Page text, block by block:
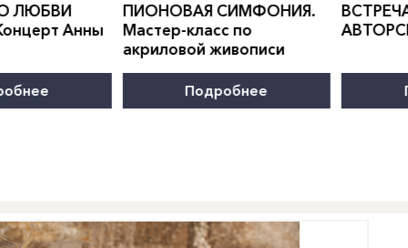
по
ВСТРЕЧА В КЛУБЕ
АВТОРСКОЙ ПЕСНИ
Подробнее